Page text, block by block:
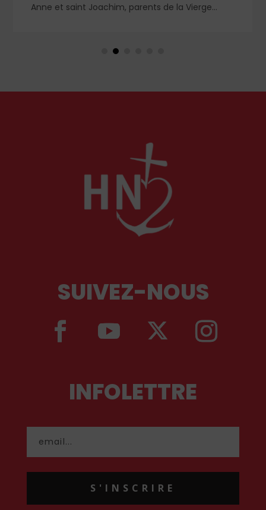
Anne et saint Joachim, parents de la Vierge
en Orient qu’en Occident, célèbre par sa piété
SUIVEZ-NOUS
INFOLETTRE
S'INSCRIRE